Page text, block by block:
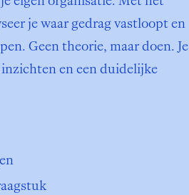
je waar gedrag vastloopt en
Geen theorie, maar doen. Je
en een duidelijke